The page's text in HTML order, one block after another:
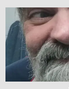
Skip
content